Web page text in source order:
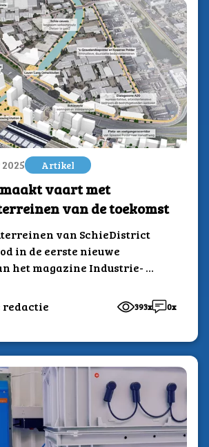
Artikel
vaart met
van de toekomst
van SchieDistrict
in de eerste nieuwe
het magazine Industrie- en
redactie 393x 0x